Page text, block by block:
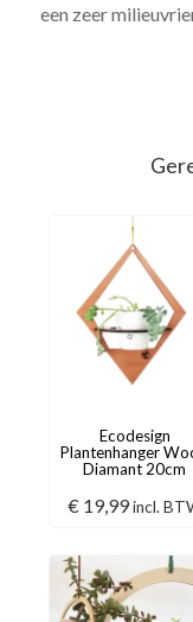
een zeer
Ecodesign
Plantenhanger
Diamant 20cm
€19,99 incl.